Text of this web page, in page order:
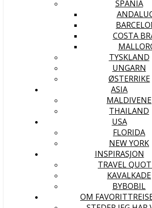
SPANIA
COSTA
TYSKLAND
UNGARN
ØSTERRIKE
ASIA
MALDIVENE
THAILAND
USA
FLORIDA
NEW YORK
INSPIRASJON
TRAVEL
KAVALKADE
BYBOBIL
OM